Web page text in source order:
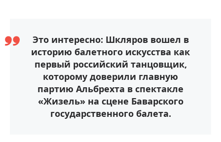
Это интересно: Шкляров вошел в
историю балетного искусства как
первый российский танцовщик,
которому доверили главную
партию Альбрехта в спектакле
«Жизель» на сцене Баварского
государственного балета.